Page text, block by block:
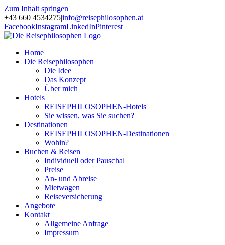
Zum Inhalt springen
+43 660 4534275|info@reisephilosophen.at
FacebookInstagramLinkedInPinterest
Home
Die Reisephilosophen
Die Idee
Das Konzept
Über mich
Hotels
REISEPHILOSOPHEN-Hotels
Sie wissen, was Sie suchen?
Destinationen
REISEPHILOSOPHEN-Destinationen
Wohin?
Buchen & Reisen
Individuell oder Pauschal
Preise
An- und Abreise
Mietwagen
Reiseversicherung
Angebote
Kontakt
Allgemeine Anfrage
Impressum